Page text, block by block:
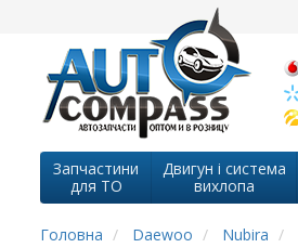
Запчастини
для ТО
Двигун і система
вихлопа
Головна Daewoo Nubira